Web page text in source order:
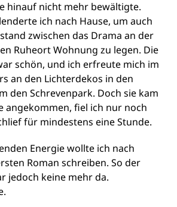
hinauf nicht mehr bewältigte.
ich nach Hause, um auch
zwischen das Drama an der
Ruheort Wohnung zu legen. Die
schön, und ich erfreute mich im
an den Lichterdekos in den
den Schrevenpark. Doch sie kam
angekommen, fiel ich nur noch
für mindestens eine Stunde.
Energie wollte ich nach
Roman schreiben. So der
jedoch keine mehr da.